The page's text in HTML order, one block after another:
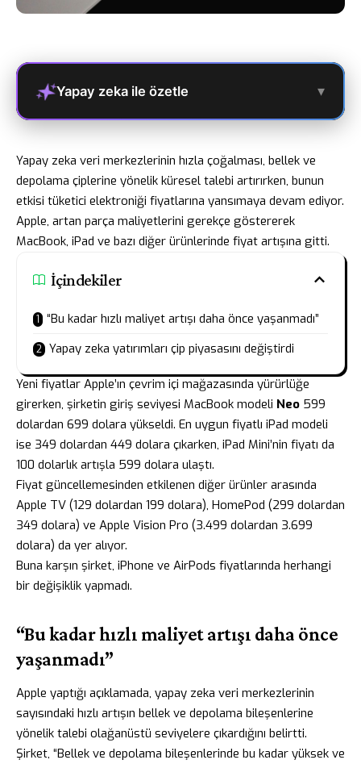
Yapay zeka ile özetle ▾
Yapay zeka veri merkezlerinin hızla çoğalması, bellek ve
depolama çiplerine yönelik küresel talebi artırırken, bunun
etkisi tüketici elektroniği fiyatlarına yansımaya devam ediyor.
Apple, artan parça maliyetlerini gerekçe göstererek
MacBook, iPad ve bazı diğer ürünlerinde fiyat artışına gitti.
İçindekiler
“Bu kadar hızlı maliyet artışı daha önce yaşanmadı”
Yapay zeka yatırımları çip piyasasını değiştirdi
Yeni fiyatlar Apple’ın çevrim içi mağazasında yürürlüğe
girerken, şirketin giriş seviyesi MacBook modeli Neo 599
dolardan 699 dolara yükseldi. En uygun fiyatlı iPad modeli
ise 349 dolardan 449 dolara çıkarken, iPad Mini’nin fiyatı da
100 dolarlık artışla 599 dolara ulaştı.
Fiyat güncellemesinden etkilenen diğer ürünler arasında
Apple TV (129 dolardan 199 dolara), HomePod (299 dolardan
349 dolara) ve Apple Vision Pro (3.499 dolardan 3.699
dolara) da yer alıyor.
Buna karşın şirket, iPhone ve AirPods fiyatlarında herhangi
bir değişiklik yapmadı.
“Bu kadar hızlı maliyet artışı daha önce
yaşanmadı”
Apple yaptığı açıklamada, yapay zeka veri merkezlerinin
sayısındaki hızlı artışın bellek ve depolama bileşenlerine
yönelik talebi olağanüstü seviyelere çıkardığını belirtti.
Şirket, “Bellek ve depolama bileşenlerinde bu kadar yüksek ve